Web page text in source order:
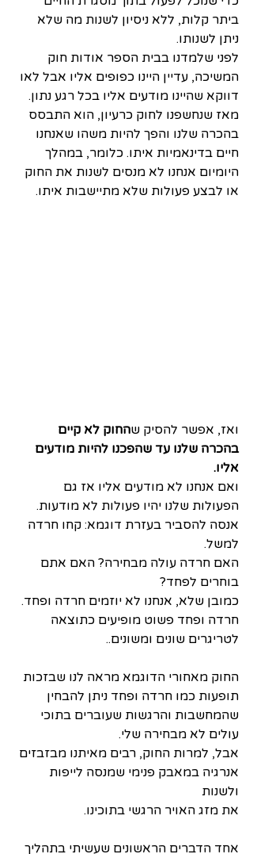
ביתר קלות, ללא ניסיון לשנות מה שלא
ניתן לשנותו.
לפני שלמדנו בבית הספר אודות חוק
המשיכה, עדיין היינו כפופים אליו אבל לאו
דווקא שהיינו מודעים אליו בכל רגע נתון.
מאז שנחשפנו לחוק כרעיון, הוא התבסס
בהכרה שלנו והפך להיות משהו שאנחנו
חיים בדינאמיות איתו. כלומר, במהלך
היומיום אנחנו לא מנסים לשנות את החוק
או לבצע פעולות שלא מתיישבות איתו.
ואז, אפשר להסיק שהחוק לא קיים
בהכרה שלנו עד שהפכנו להיות מודעים
אליו.
ואם אנחנו לא מודעים אליו אז גם
הפעולות שלנו יהיו פעולות לא מודעות.
אנסה להסביר בעזרת דוגמא: קחו חרדה
למשל.
האם חרדה עולה מבחירה? האם אתם
בוחרים לפחד?
כמובן שלא, אנחנו לא יוזמים חרדה ופחד.
חרדה ופחד פשוט מופיעים כתוצאה
לטריגרים שונים ומשונים..
החוק מאחורי הדוגמא מראה לנו שבזכות
תופעות כמו חרדה ופחד ניתן להבחין
שהמחשבות והרגשות שעוברים בתוכי
עולים לא מבחירה שלי.
אבל, למרות החוק, רבים מאיתנו מבזבזים
אנרגיה במאבק פנימי שמנסה לייפות
ולשנות
את מזג האויר הרגשי בתוכינו.
אחד הדברים הראשונים שעשיתי בתהליך